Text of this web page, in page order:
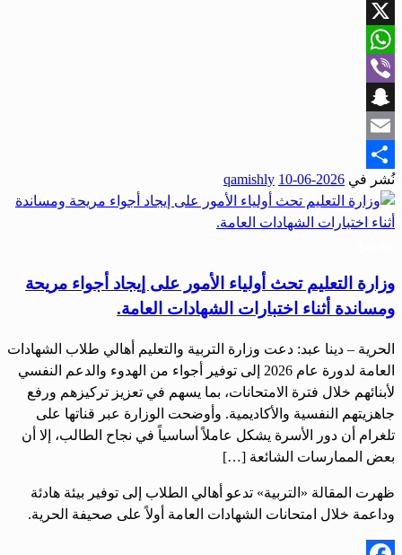
Facebook
X
WhatsApp
Viber
Snapchat
Email
Share
نُشر في 2026-06-10
qamishly
وزارة التعليم تحث أولياء الأمور على إيجاد أجواء مريحة
ومساندة أثناء اختبارات الشهادات العامة.
الحرية – دينا عبد: دعت وزارة التربية والتعليم أهالي طلاب الشهادات
العامة لدورة عام 2026 إلى توفير أجواء من الهدوء والدعم النفسي
لأبنائهم خلال فترة الامتحانات، بما يسهم في تعزيز تركيزهم ورفع
جاهزيتهم النفسية والأكاديمية. وأوضحت الوزارة عبر قناتها على
تلغرام أن دور الأسرة يشكل عاملاً أساسياً في نجاح الطالب، إلا أن
بعض الممارسات الشائعة […]
ظهرت المقالة «التربية» تدعو أهالي الطلاب إلى توفير بيئة هادئة
وداعمة خلال امتحانات الشهادات العامة أولاً على صحيفة الحرية.